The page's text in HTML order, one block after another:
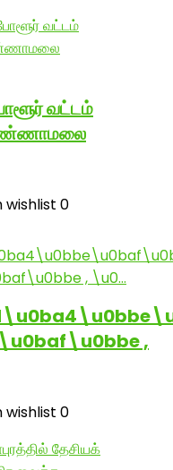
வட்டம்
wishlist 0
,
wishlist 0